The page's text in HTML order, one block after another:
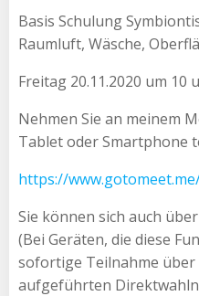
Basis Schulung
Raumluft, Wäsche,
Freitag 20.11.2020 um 10
Nehmen Sie an meinem
Tablet oder Smartphone
https://
Sie können sich auch
(Bei Geräten, die diese
sofortige Teilnahme über
aufgeführten